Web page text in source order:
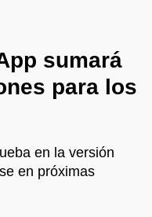
sumará
para los
en la versión
en próximas